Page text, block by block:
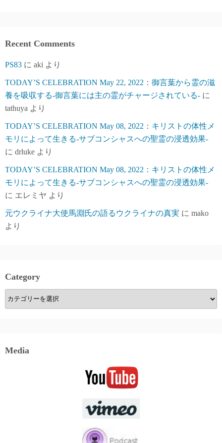
Recent Comments
PS83 に aki より
TODAY’S CELEBRATION May 22, 2022：御言葉から霊の滋
養を吸収する-御言葉には主の霊がチャージされている- に
tathuya より
TODAY’S CELEBRATION May 08, 2022：キリストの体性メ
モリによって生きる-サブコンシャスへの聖霊の浸透効果-
に drluke より
TODAY’S CELEBRATION May 08, 2022：キリストの体性メ
モリによって生きる-サブコンシャスへの聖霊の浸透効果-
に エレミヤ より
元ウクライナ大使馬淵氏の語るウクライナの真実 に mako
より
Category
Category
Media